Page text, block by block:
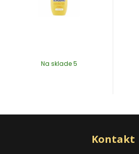
Na sklade 5
Kontakt